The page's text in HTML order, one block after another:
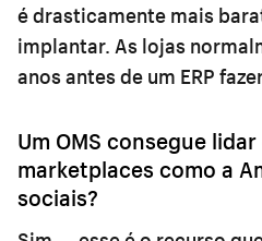
é drasticamente mais
implantar. As lojas
anos antes de um ERP
Um OMS consegue
marketplaces como a
sociais?